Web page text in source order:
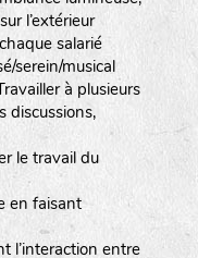
l’extérieur
salarié
serein/musical
à plusieurs
discussions,
le travail du
en faisant
l’interaction entre